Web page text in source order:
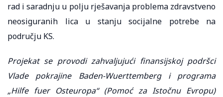
rad i saradnju u polju rješavanja problema zdravstveno
neosiguranih lica u stanju socijalne potrebe na
području KS.
Projekat se provodi zahvaljujući finansijskoj podršci
Vlade pokrajine Baden-Wuerttemberg i programa
„Hilfe fuer Osteuropa“ (Pomoć za Istočnu Evropu)